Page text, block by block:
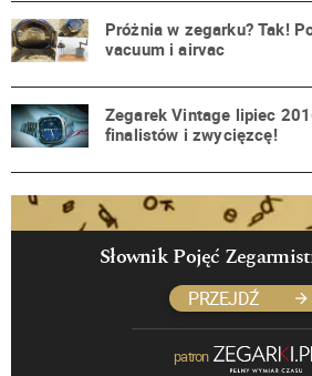
Próżnia w zegarku? Tak!
vacuum i airvac
Zegarek Vintage lipiec
finalistów i zwycięzcę!
Słownik Pojęć
PRZEJDŹ
patron